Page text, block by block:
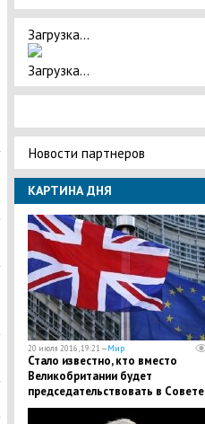
Загрузка...
Загрузка...
Новости партнеров
КАРТИНА ДНЯ
20 июля 2016, 19:21 —Мир
Стало известно, кто вместо
Великобритании будет
председательствовать в